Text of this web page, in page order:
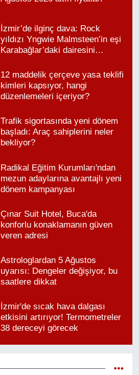
İzmir’de ilginç dava: Rock
yıldızı Yngwie Malmsteen’in eşi
Karabağlar’daki dairesini
12 maddelik çerçeve yasa teklifi
kimleri kapsıyor, hangi
düzenlemeleri içeriyor?
Trafik sigortasında yeni dönem
başladı: Araç sahiplerini neler
bekliyor?
Radikal Eğitim Kurumları'ndan
mezun adaylarına avantajlı yeni
dönem kampanyası
Çınar Suit Hotel, Buca'da
konforlu konaklamanın güven
veren adresi
Astrologlardan 5 Ağustos
uyarısı: Dengeler değişiyor, bu
saatlere dikkat
İzmir'de sıcak hava dalgası
etkisini artırıyor! Termometreler
38 dereceyi görecek